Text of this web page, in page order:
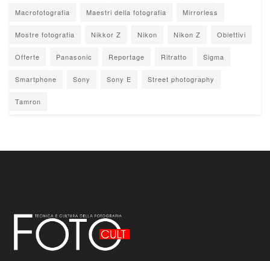
Macrofotografia Maestri della fotografia Mirrorless
Mostre fotografia Nikkor Z Nikon Nikon Z Obiettivi
Offerte Panasonic Reportage Ritratto Sigma
Smartphone Sony Sony E Street photography
Tamron